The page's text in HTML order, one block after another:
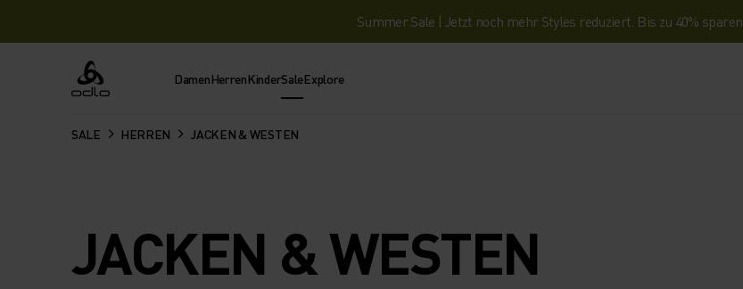
Summer Sale | Jetzt noch mehr Styles reduziert. Bis zu 40% sparen.
Odlo DamenHerrenKinderSaleExplore
SALE HERREN JACKEN & WESTEN
JACKEN & WESTEN